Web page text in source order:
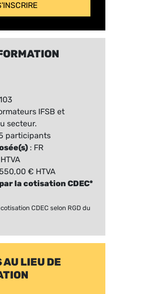
IFSB et
secteur.
participants
: FR
€ HTVA
la cotisation CDEC*
CDEC selon RGD du
AU LIEU DE